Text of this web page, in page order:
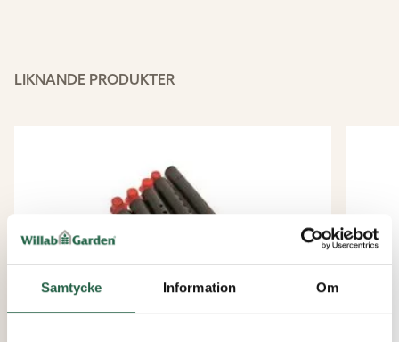
Samtycke Information Om
LIKNANDE PRODUKTER